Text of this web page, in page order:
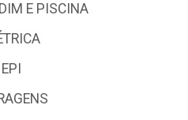
E PISCINA
EPI